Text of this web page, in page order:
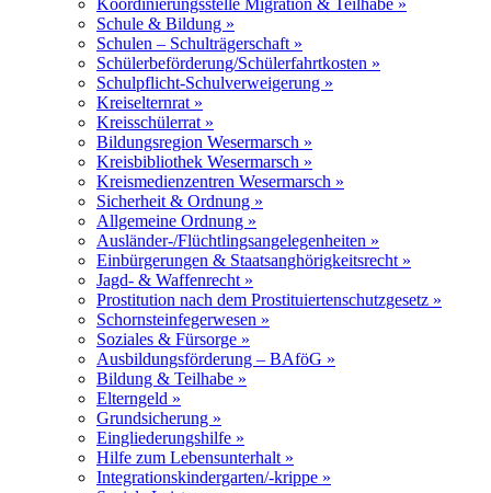
Koordinierungsstelle Migration & Teilhabe »
Schule & Bildung »
Schulen – Schulträgerschaft »
Schülerbeförderung/Schülerfahrtkosten »
Schulpflicht-Schulverweigerung »
Kreiselternrat »
Kreisschülerrat »
Bildungsregion Wesermarsch »
Kreisbibliothek Wesermarsch »
Kreismedienzentren Wesermarsch »
Sicherheit & Ordnung »
Allgemeine Ordnung »
Ausländer-/Flüchtlingsangelegenheiten »
Einbürgerungen & Staatsanghörigkeitsrecht »
Jagd- & Waffenrecht »
Prostitution nach dem Prostituiertenschutzgesetz »
Schornsteinfegerwesen »
Soziales & Fürsorge »
Ausbildungsförderung – BAföG »
Bildung & Teilhabe »
Elterngeld »
Grundsicherung »
Eingliederungshilfe »
Hilfe zum Lebensunterhalt »
Integrationskindergarten/-krippe »